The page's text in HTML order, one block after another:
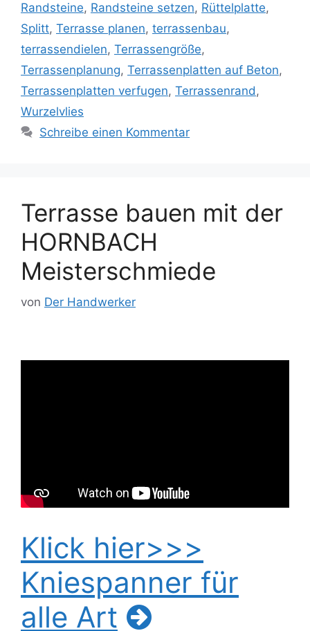
Randsteine, Randsteine setzen, Rüttelplatte,
Splitt, Terrasse planen, terrassenbau,
terrassendielen, Terrassengröße,
Terrassenplanung, Terrassenplatten auf Beton,
Terrassenplatten verfugen, Terrassenrand,
Wurzelvlies
Schreibe einen Kommentar
Terrasse bauen mit der
HORNBACH
Meisterschmiede
von Der Handwerker
Klick hier>>>
Kniespanner für
alle Art